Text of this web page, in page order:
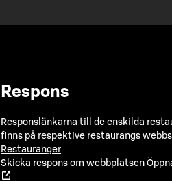
Respons
Responslänkarna till de enskilda
finns på respektive restaurangs
Restauranger
Skicka respons om webbplatsen